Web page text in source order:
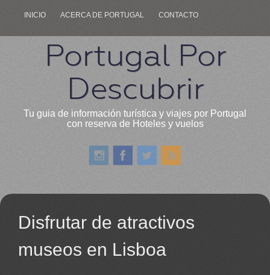
INICIO ACERCA DE PORTUGAL CONTACTO
Portugal Por
Descubrir
Tu guia de información turística y viajes por Portugal
con reserva de Hoteles y vuelos
Disfrutar de atractivos
museos en Lisboa